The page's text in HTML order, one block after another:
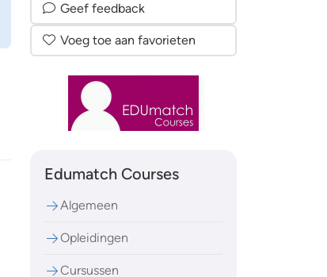
Geef feedback
Voeg toe aan favorieten
Edumatch Courses
Algemeen
Opleidingen
Cursussen